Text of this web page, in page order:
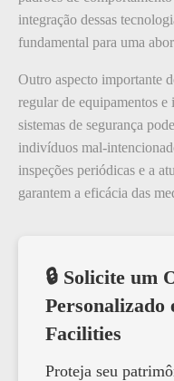
integração dessas
fundamental para uma
Outro aspecto importante
regular de equipamentos
sistemas de segurança
indivíduos mal-
inspeções periódicas e a
garantem a eficácia das
🔒 Solicite um
Personalizado
Facilities
Proteja seu